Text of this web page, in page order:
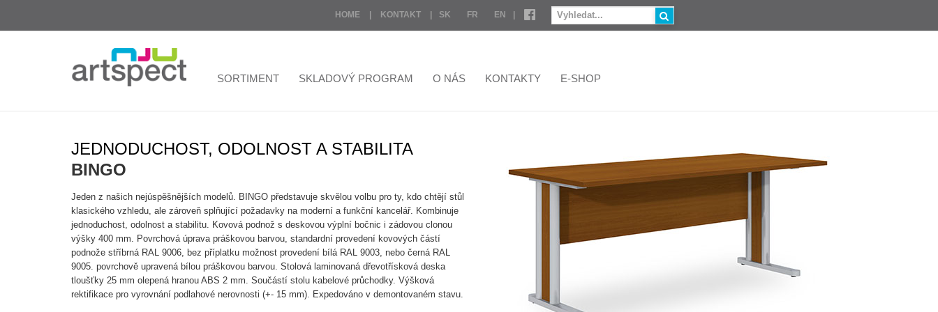
HOME KONTAKT SK FR EN
SORTIMENT SKLADOVÝ PROGRAM O NÁS KONTAKTY E-SHOP
JEDNODUCHOST, ODOLNOST A STABILITA
BINGO
Jeden z našich nejúspěšnějších modelů. BINGO představuje skvělou volbu pro ty, kdo chtějí stůl
klasického vzhledu, ale zároveň splňující požadavky na moderní a funkční kancelář. Kombinuje
jednoduchost, odolnost a stabilitu. Kovová podnož s deskovou výplní bočnic i zádovou clonou
výšky 400 mm. Povrchová úprava práškovou barvou, standardní provedení kovových částí
podnože stříbrná RAL 9006, bez příplatku možnost provedení bílá RAL 9003, nebo černá RAL
9005. povrchově upravená bílou práškovou barvou. Stolová laminovaná dřevotřísková deska
tloušťky 25 mm olepená hranou ABS 2 mm. Součástí stolu kabelové průchodky. Výšková
rektifikace pro vyrovnání podlahové nerovnosti (+- 15 mm). Expedováno v demontovaném stavu.